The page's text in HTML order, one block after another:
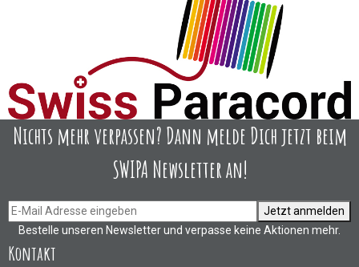
Nichts mehr verpassen? Dann melde Dich jetzt beim
SWIPA Newsletter an!
Jetzt anmelden
Bestelle unseren Newsletter und verpasse keine Aktionen mehr.
Kontakt